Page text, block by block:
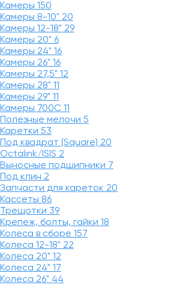
Камеры 150
Камеры 8-10" 20
Камеры 12-18" 29
Камеры 20" 6
Камеры 24" 16
Камеры 26" 16
Камеры 27,5" 12
Камеры 28" 11
Камеры 29" 11
Камеры 700C 11
Полезные мелочи 5
Каретки 53
Под квадрат (Square) 20
Octalink/ISIS 2
Выносные подшипники 7
Под клин 2
Запчасти для кареток 20
Кассеты 86
Трещотки 39
Крепеж, болты, гайки 18
Колеса в сборе 157
Колеса 12-18" 22
Колеса 20" 12
Колеса 24" 17
Колеса 26" 44